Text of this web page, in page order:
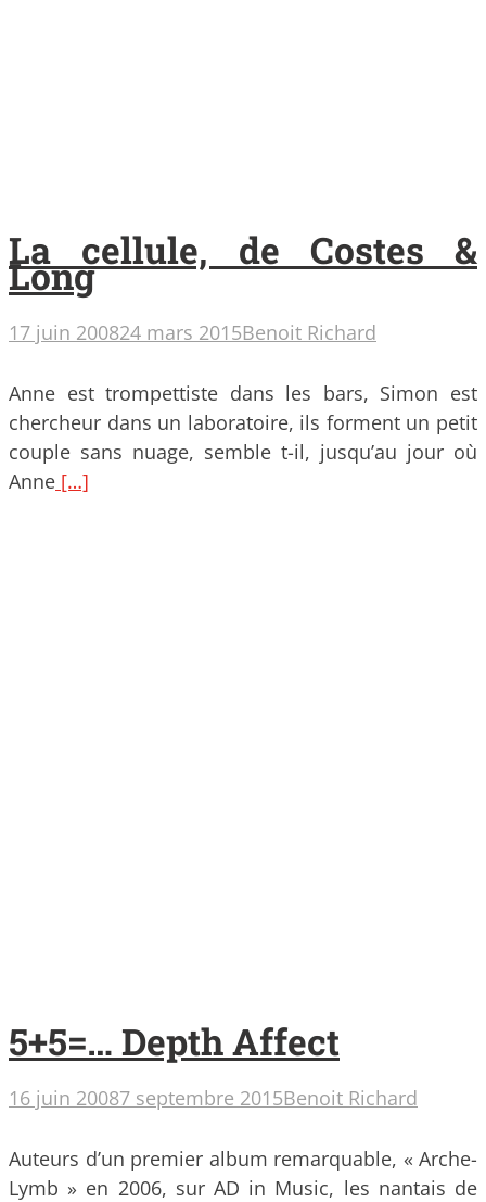
La cellule, de Costes &
Long
17 juin 200824 mars 2015Benoit Richard
Anne est trompettiste dans les bars, Simon est
chercheur dans un laboratoire, ils forment un petit
couple sans nuage, semble t-il, jusqu’au jour où
Anne […]
5+5=… Depth Affect
16 juin 20087 septembre 2015Benoit Richard
Auteurs d’un premier album remarquable, « Arche-
Lymb » en 2006, sur AD in Music, les nantais de